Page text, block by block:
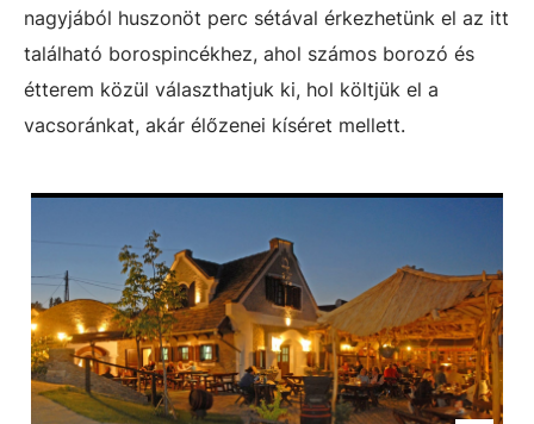
nagyjából huszonöt perc sétával érkezhetünk el az itt
található borospincékhez, ahol számos borozó és
étterem közül választhatjuk ki, hol költjük el a
vacsoránkat, akár élőzenei kíséret mellett.